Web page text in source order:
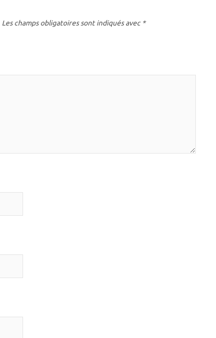
Les champs obligatoires sont indiqués avec *